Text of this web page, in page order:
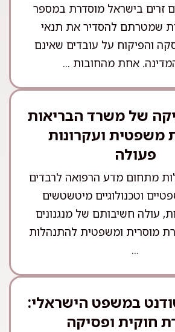
זרים בישראל מוסדרת במספר
שמטרתם להסדיר את תנאי
והפיקוח על עובדים שאינם
אחת מהחובות ...
של משרד הבריאות
משפטית ועקרונות
פעולה
מתחום מדע הרפואה לרבדים
וטכנולוגיים מיטשטשים
עולה חשיבותם של מנגנונים
מוסרית ומשפטית להתנהלות
...
במשפט הישראלי:
חוקית ופסיקה